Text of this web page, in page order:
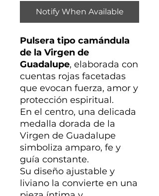
Notify When Available
Pulsera tipo camándula
de la Virgen de
Guadalupe, elaborada con
cuentas rojas facetadas
que evocan fuerza, amor y
protección espiritual.
En el centro, una delicada
medalla dorada de la
Virgen de Guadalupe
simboliza amparo, fe y
guía constante.
Su diseño ajustable y
liviano la convierte en una